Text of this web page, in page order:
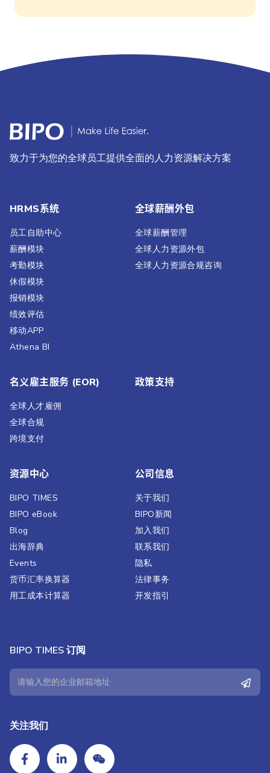
致力于为您的全球员工提供全面的人力资源解决方案
HRMS系统
员工自助中心
薪酬模块
考勤模块
休假模块
报销模块
绩效评估​
移动APP
Athena BI
全球薪酬外包
全球薪酬管理
全球人力资源外包
全球人力资源合规咨询
名义雇主服务 (EOR)
全球人才雇佣
全球合规
跨境支付
政策支持
资源中心
BIPO TIMES
BIPO eBook
Blog
出海辞典
Events
货币汇率换算器
用工成本计算器
公司信息
关于我们
BIPO新闻​
加入我们
联系我们
隐私
法律事务
开发指引
BIPO TIMES 订阅
关注我们